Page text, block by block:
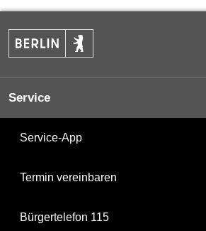
Service
Service-App
Termin vereinbaren
Bürgertelefon 115